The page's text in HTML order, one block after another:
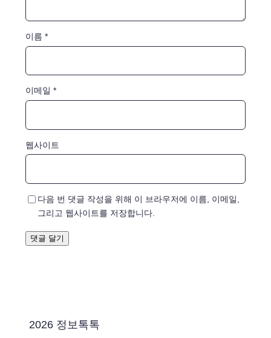
이름 *
이메일 *
웹사이트
다음 번 댓글 작성을 위해 이 브라우저에 이름, 이메일,
그리고 웹사이트를 저장합니다.
2026 정보톡톡